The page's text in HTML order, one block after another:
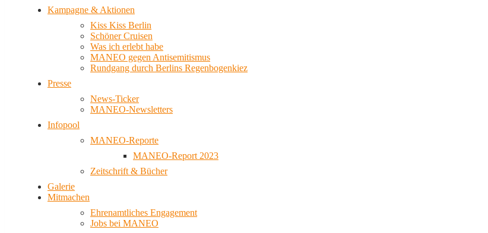
Kampagne & Aktionen
Kiss Kiss Berlin
Schöner Cruisen
Was ich erlebt habe
MANEO gegen Antisemitismus
Rundgang durch Berlins Regenbogenkiez
Presse
News-Ticker
MANEO-Newsletters
Infopool
MANEO-Reporte
MANEO-Report 2023
Zeitschrift & Bücher
Galerie
Mitmachen
Ehrenamtliches Engagement
Jobs bei MANEO